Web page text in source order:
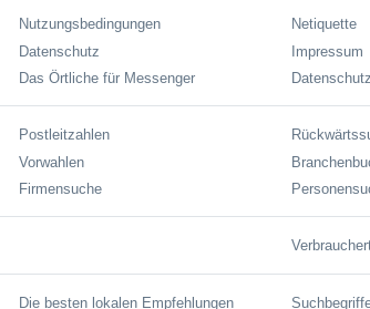
Nutzungsbedingungen
Datenschutz
Das Örtliche für Messenger
Netiquette
Impressum
Postleitzahlen
Vorwahlen
Firmensuche
Die besten lokalen Empfehlungen